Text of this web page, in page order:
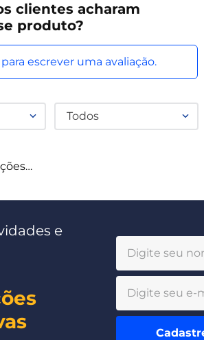
clientes acharam
produto?
escrever uma avaliação.
Todos
e